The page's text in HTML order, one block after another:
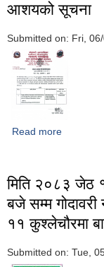
आशयको सूचना
Submitted on: Fri,
Read more
मिति २०८३ जेठ
बजे सम्म गोदावरी
११ कुश्लेचौरमा
Submitted on: Tue,